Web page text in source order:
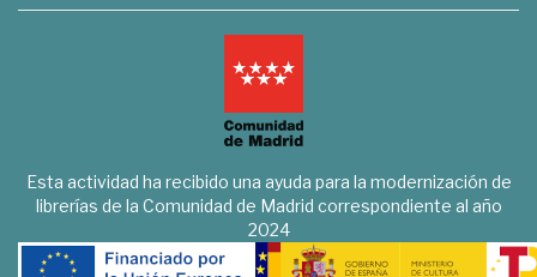
Esta actividad ha recibido una ayuda para la modernización de
librerías de la Comunidad de Madrid correspondiente al año
2024